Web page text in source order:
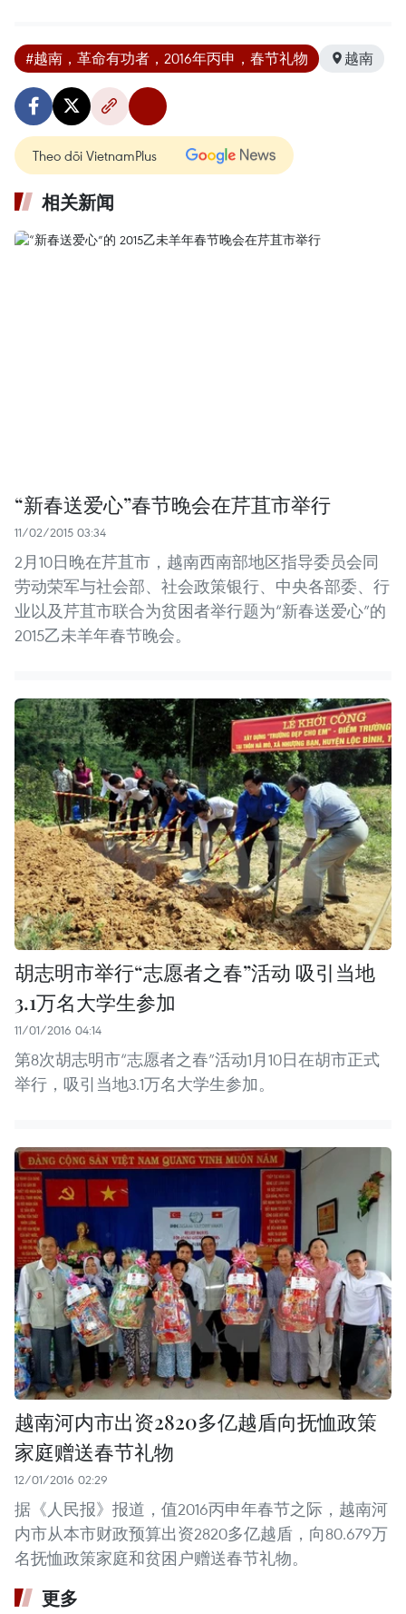
#越南，革命有功者，2016年丙申，春节礼物 越南
Theo dõi VietnamPlus
相关新闻
“新春送爱心”春节晚会在芹苴市举行
11/02/2015 03:34
2月10日晚在芹苴市，越南西南部地区指导委员会同
劳动荣军与社会部、社会政策银行、中央各部委、行
业以及芹苴市联合为贫困者举行题为“新春送爱心”的
2015乙未羊年春节晚会。
胡志明市举行“志愿者之春”活动 吸引当地
3.1万名大学生参加
11/01/2016 04:14
第8次胡志明市“志愿者之春”活动1月10日在胡市正式
举行，吸引当地3.1万名大学生参加。
越南河内市出资2820多亿越盾向抚恤政策
家庭赠送春节礼物
12/01/2016 02:29
据《人民报》报道，值2016丙申年春节之际，越南河
内市从本市财政预算出资2820多亿越盾，向80.679万
名抚恤政策家庭和贫困户赠送春节礼物。
更多